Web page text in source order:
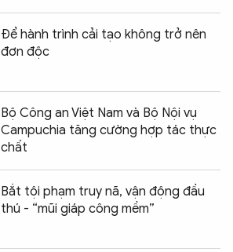
Để hành trình cải tạo không trở nên
đơn độc
Bộ Công an Việt Nam và Bộ Nội vụ
Campuchia tăng cường hợp tác thực
chất
Bắt tội phạm truy nã, vận động đầu
thú - “mũi giáp công mềm”